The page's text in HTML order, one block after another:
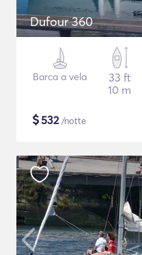
Dufour 360
Barca a vela
33 ft
10 m
$532/notte